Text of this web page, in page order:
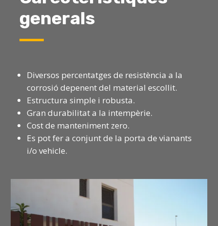
generals
Diversos percentatges de resistència a la
corrosió depenent del material escollit.
Estructura simple i robusta.
Gran durabilitat a la intempèrie.
Cost de manteniment zero.
Es pot fer a conjunt de la porta de vianants
i/o vehicle.